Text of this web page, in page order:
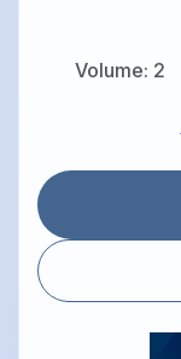
Volume: 2